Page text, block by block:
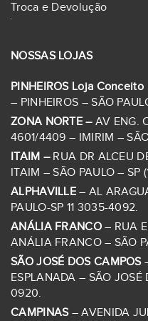
Troca e Devolução
NOSSAS LOJAS
PINHEIROS Loja
– PINHEIROS – SÃO
ZONA NORTE – AV ENG.
4601/4409 – IMIRIM –
ITAIM – RUA DR ALCEU
ITAIM – SÃO PAULO – SP
ALPHAVILLE – AL
PAULO-SP 11 3035-4092.
ANÁLIA FRANCO– RUA
ANÁLIA FRANCO – SÃO
SÃO JOSÉ DOS CAMPOS
ESPLANADA – SÃO JOSÉ
0920.
CAMPINAS– AVENIDA